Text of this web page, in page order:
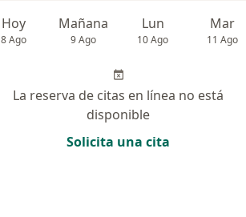
Hoy
8 Ago
Mañana
9 Ago
Lun
10 Ago
Mar
11 Ago
La reserva de citas en línea no está
disponible
Solicita una cita